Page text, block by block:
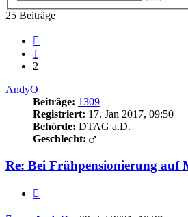
25 Beiträge
1
2
AndyO
Beiträge: 1309
Registriert: 17. Jan 2017, 09:50
Behörde: DTAG a.D.
Geschlecht:
Re: Bei Frühpensionierung auf